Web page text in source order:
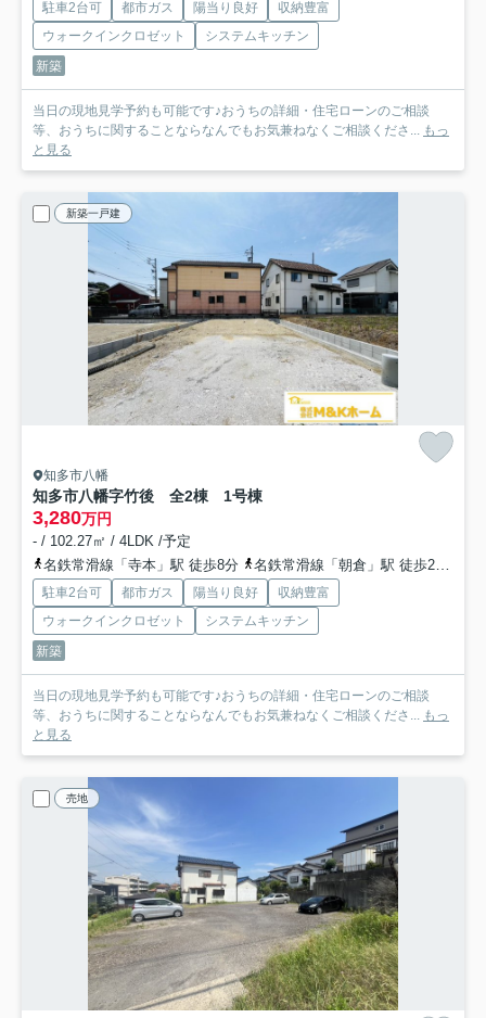
駐車2台可 都市ガス 陽当り良好
収納豊富
ウォークインクロゼット
システムキッチン
新築
当日の現地見学予約も可能です♪おうちの詳細・住宅ローンのご相談
等、おうちに関することならなんでもお気兼ねなくご相談くださ... もっ
と見る
新築一戸建
知多市八幡
知多市八幡字竹後 全2棟 1号棟
3,280万円
- / 102.27㎡ / 4LDK /予定
名鉄常滑線「寺本」駅 徒歩8分
名鉄常滑線「朝倉」駅 徒歩23分
駐車2台可 都市ガス 陽当り良好
収納豊富
ウォークインクロゼット
システムキッチン
新築
当日の現地見学予約も可能です♪おうちの詳細・住宅ローンのご相談
等、おうちに関することならなんでもお気兼ねなくご相談くださ... もっ
と見る
売地